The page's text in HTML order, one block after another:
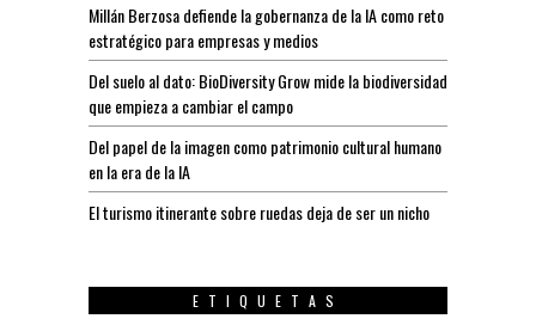
Millán Berzosa defiende la gobernanza de la IA como reto
estratégico para empresas y medios
Del suelo al dato: BioDiversity Grow mide la biodiversidad
que empieza a cambiar el campo
Del papel de la imagen como patrimonio cultural humano
en la era de la IA
El turismo itinerante sobre ruedas deja de ser un nicho
ETIQUETAS